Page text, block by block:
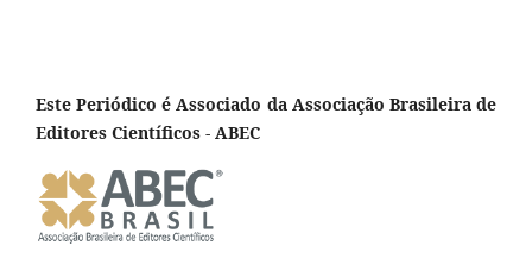
Este Periódico é Associado da Associação Brasileira de
Editores Científicos - ABEC